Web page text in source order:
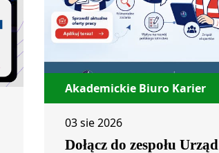
Akademickie Biuro Karier
03 sie 2026
Dołącz do zespołu Urząd